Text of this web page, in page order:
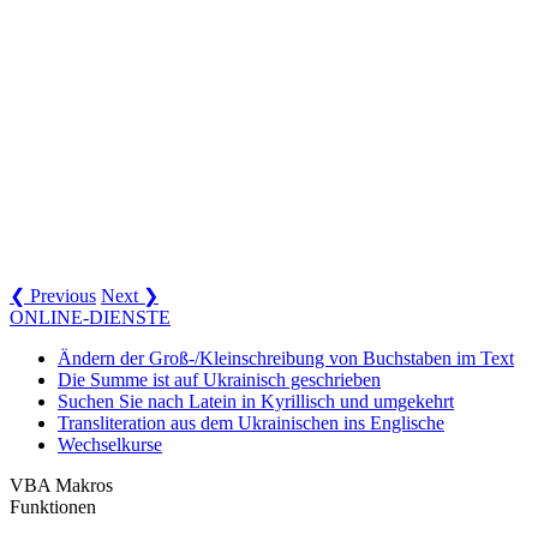
❮ Previous Next ❯
ONLINE-DIENSTE
Ändern der Groß-/Kleinschreibung von Buchstaben im Text
Die Summe ist auf Ukrainisch geschrieben
Suchen Sie nach Latein in Kyrillisch und umgekehrt
Transliteration aus dem Ukrainischen ins Englische
Wechselkurse
VBA Makros
Funktionen